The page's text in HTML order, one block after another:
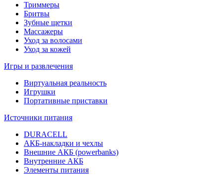
Триммеры
Бритвы
Зубные щетки
Массажеры
Уход за волосами
Уход за кожей
Игры и развлечения
Виртуальная реальность
Игрушки
Портативные приставки
Источники питания
DURACELL
АКБ-накладки и чехлы
Внешние АКБ (powerbanks)
Внутренние АКБ
Элементы питания